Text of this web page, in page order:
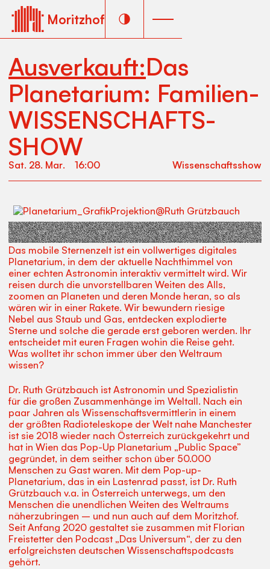
Moritzhof
Ausverkauft:Das
Planetarium: Familien­­
WISSEN­­SCHAFTS­­
SHOW
Sat. 28. Mar. 16:00 Wissen­schafts­show
Eine interaktive Reise in den Weltraum im Pop-Up
Planetarium mit der Astronomin Dr. Ruth Grützbauch!
Das mobile Sternenzelt ist ein vollwertiges digitales
Planetarium, in dem der aktuelle Nachthimmel von
einer echten Astronomin interaktiv vermittelt wird. Wir
reisen durch die unvorstellbaren Weiten des Alls,
zoomen an Planeten und deren Monde heran, so als
wären wir in einer Rakete. Wir bewundern riesige
Nebel aus Staub und Gas, entdecken explodierte
Sterne und solche die gerade erst geboren werden. Ihr
entscheidet mit euren Fragen wohin die Reise geht.
Was wolltet ihr schon immer über den Weltraum
wissen?
Dr. Ruth Grützbauch ist Astronomin und Spezialistin
für die großen Zusammenhänge im Weltall. Nach ein
paar Jahren als Wissenschaftsvermittlerin in einem
der größten Radioteleskope der Welt nahe Manchester
ist sie 2018 wieder nach Österreich zurückgekehrt und
hat in Wien das Pop-Up Planetarium „Public Space”
gegründet, in dem seither schon über 50.000
Menschen zu Gast waren. Mit dem Pop-up-
Planetarium, das in ein Lastenrad passt, ist Dr. Ruth
Grützbauch v.a. in Österreich unterwegs, um den
Menschen die unendlichen Weiten des Weltraums
näherzubringen – und nun auch auf dem Moritzhof.
Seit Anfang 2020 gestaltet sie zusammen mit Florian
Freistetter den Podcast „Das Universum“, der zu den
erfolgreichsten deutschen Wissenschaftspodcasts
gehört.